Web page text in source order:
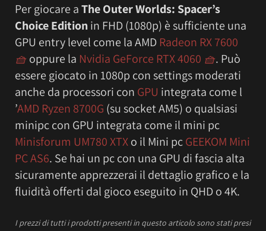
Per giocare aThe Outer Worlds: Spacer’s
Choice Editionin FHD (1080p) è sufficiente una
GPU entry level come la AMD Radeon RX 7600
🧺 oppure la Nvidia GeForce RTX 4060 🧺. Può
essere giocato in 1080p con settings moderati
anche da processori con GPU integrata come l
’AMD Ryzen 8700G (su socket AM5) o qualsiasi
minipc con GPU integrata come il mini pc
Minisforum UM780 XTXo il Mini pcGEEKOM Mini
PC AS6. Se hai un pc con una GPU di fascia alta
sicuramente apprezzerai il dettaglio grafico e la
fluidità offerti dal gioco eseguito in QHD o 4K.
I prezzidi tutti i prodotti presenti in questo articolo sono stati presi